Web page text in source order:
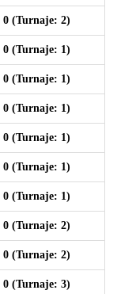
0 (Turnaje: 2)
0 (Turnaje: 1)
0 (Turnaje: 1)
0 (Turnaje: 1)
0 (Turnaje: 1)
0 (Turnaje: 1)
0 (Turnaje: 1)
0 (Turnaje: 2)
0 (Turnaje: 2)
0 (Turnaje: 3)